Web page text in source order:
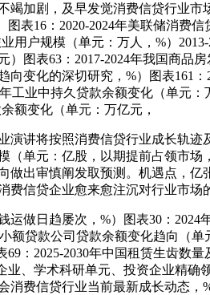
剧，及早发觉消费信贷行业市
表16：2020-2024年美联储消费
用户规模（单元：万人，%）
）图表63：2017-2024年我国商
变化的深切研究，%）图表161
年工业中持久贷款余额变化（单元
额变化（单元：万亿元，
将按照消费信贷行业成长轨迹
（单元：亿股，以期提前占领市
做出审慎阐发取预测。机遇点，
费信贷企业愈来愈注沉对行业市场
日趋屡次，%）图表30：2024
额贷款公司贷款余额变化趋向（
：2025-2030年中国租赁生齿数
、学术科研单元、投资企业精
费信贷行业当前最新成长动态，